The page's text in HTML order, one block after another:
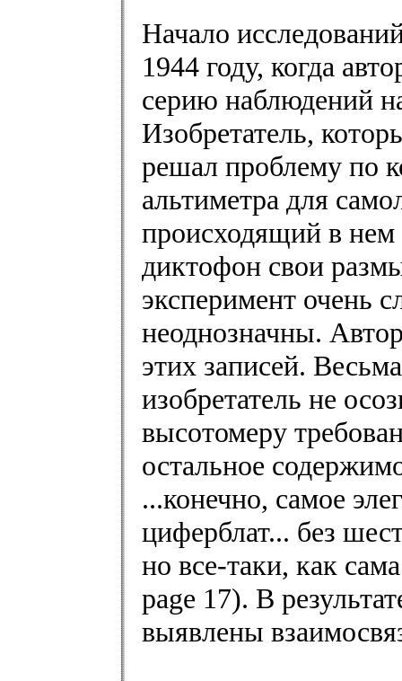
Начало
1944 году, когда
серию наблюдений
Изобретатель,
решал проблему по
альтиметра для
происходящий в нем
диктофон свои
эксперимент очень
неоднозначны.
этих записей.
изобретатель не
высотомеру
остальное
...конечно, самое
циферблат... без
но все-таки, как
page 17). В
выявлены